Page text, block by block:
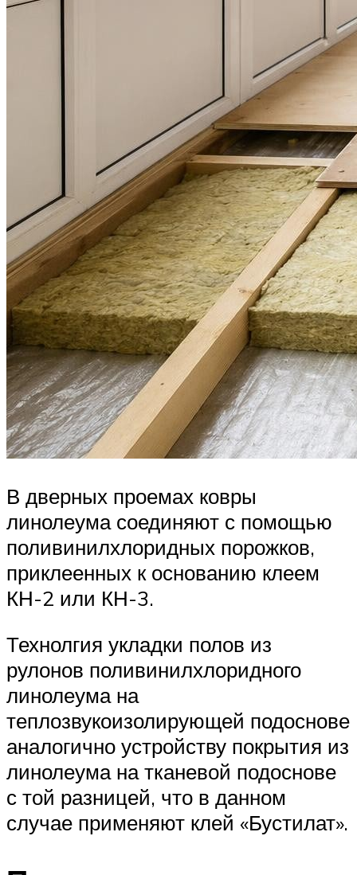
В дверных проемах ковры
линолеума соединяют с помощью
поливинилхлоридных порожков,
приклеенных к основанию клеем
КН-2 или КН-3.
Технолгия укладки полов из
рулонов поливинилхлоридного
линолеума на
теплозвукоизолирующей подоснове
аналогично устройству покрытия из
линолеума на тканевой подоснове
с той разницей, что в данном
случае применяют клей «Бустилат».